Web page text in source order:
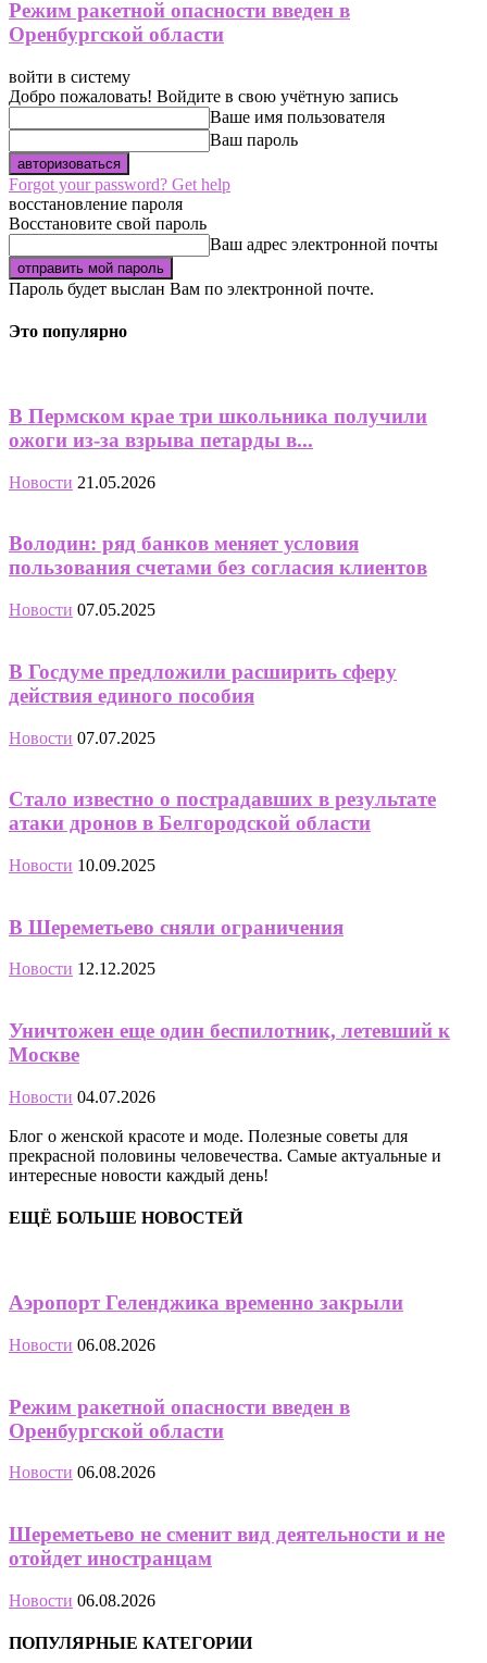
Режим ракетной опасности введен в
Оренбургской области
войти в систему
Добро пожаловать! Войдите в свою учётную запись
Ваше имя пользователя
Ваш пароль
Forgot your password? Get help
восстановление пароля
Восстановите свой пароль
Ваш адрес электронной почты
Пароль будет выслан Вам по электронной почте.
Это популярно
В Пермском крае три школьника получили
ожоги из-за взрыва петарды в...
Новости 21.05.2026
Володин: ряд банков меняет условия
пользования счетами без согласия клиентов
Новости 07.05.2025
В Госдуме предложили расширить сферу
действия единого пособия
Новости 07.07.2025
Стало известно о пострадавших в результате
атаки дронов в Белгородской области
Новости 10.09.2025
В Шереметьево сняли ограничения
Новости 12.12.2025
Уничтожен еще один беспилотник, летевший к
Москве
Новости 04.07.2026
Блог о женской красоте и моде. Полезные советы для
прекрасной половины человечества. Самые актуальные и
интересные новости каждый день!
ЕЩЁ БОЛЬШЕ НОВОСТЕЙ
Аэропорт Геленджика временно закрыли
Новости 06.08.2026
Режим ракетной опасности введен в
Оренбургской области
Новости 06.08.2026
Шереметьево не сменит вид деятельности и не
отойдет иностранцам
Новости 06.08.2026
ПОПУЛЯРНЫЕ КАТЕГОРИИ